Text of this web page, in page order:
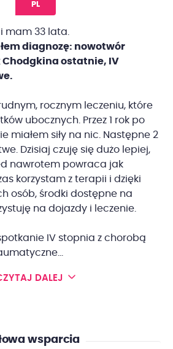
PL
mam 33 lata.
diagnozę: nowotwór
Chodgkina ostatnie, IV
rocznym leczeniu, które
ubocznych. Przez 1 rok po
miałem siły na nic. Następne 2
Dzisiaj czuję się dużo lepiej,
nawrotem powraca jak
korzystam z terapii i dzięki
osób, środki dostępne na
na dojazdy i leczenie.
IV stopnia z chorobą
DALEJ
wsparcia